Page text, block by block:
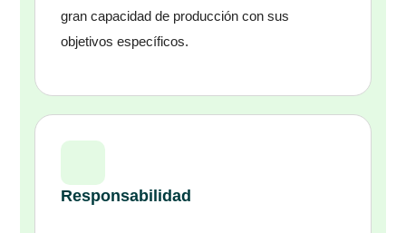
gran capacidad de producción con sus
objetivos específicos.
Responsabilidad